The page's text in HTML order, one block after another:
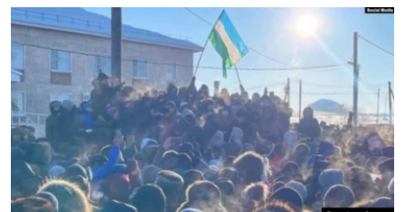
поиску
СЕВЕР.РЕАЛИИ
СИБИРЬ.РЕАЛИИ
РАСПИСАНИЕ ВЕЩАНИЯ
ПОДПИШИТЕСЬ НА РАССЫЛКУ
СОЦИАЛЬНЫЕ СЕТИ